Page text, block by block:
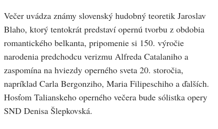
Večer uvádza známy slovenský hudobný teoretik Jaroslav
Blaho, ktorý tentokrát predstaví opernú tvorbu z obdobia
romantického belkanta, pripomenie si 150. výročie
narodenia predchodcu verizmu Alfreda Catalaniho a
zaspomína na hviezdy operného sveta 20. storočia,
napríklad Carla Bergonziho, Maria Filipeschiho a ďalších.
Hosťom Talianskeho operného večera bude sólistka opery
SND Denisa Šlepkovská.